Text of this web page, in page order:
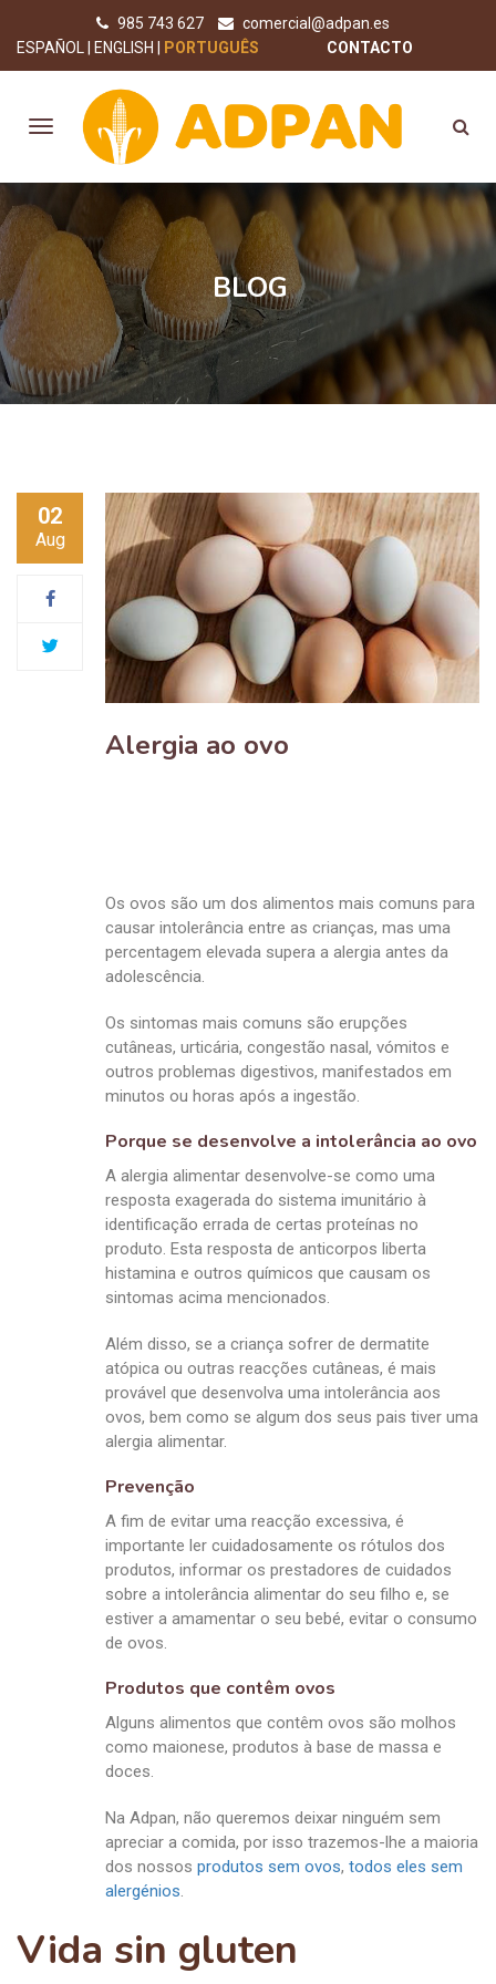
985 743 627
comercial@adpan.es
CONTACTO
ESPAÑOL ENGLISH PORTUGUÊS
BLOG
02
Aug
Alergia ao ovo
Os ovos são um dos alimentos mais comuns para
causar intolerância entre as crianças, mas uma
percentagem elevada supera a alergia antes da
adolescência.
Os sintomas mais comuns são erupções
cutâneas, urticária, congestão nasal, vómitos e
outros problemas digestivos, manifestados em
minutos ou horas após a ingestão.
Porque se desenvolve a intolerância ao ovo
A alergia alimentar desenvolve-se como uma
resposta exagerada do sistema imunitário à
identificação errada de certas proteínas no
produto. Esta resposta de anticorpos liberta
histamina e outros químicos que causam os
sintomas acima mencionados.
Além disso, se a criança sofrer de dermatite
atópica ou outras reacções cutâneas, é mais
provável que desenvolva uma intolerância aos
ovos, bem como se algum dos seus pais tiver uma
alergia alimentar.
Prevenção
A fim de evitar uma reacção excessiva, é
importante ler cuidadosamente os rótulos dos
produtos, informar os prestadores de cuidados
sobre a intolerância alimentar do seu filho e, se
estiver a amamentar o seu bebé, evitar o consumo
de ovos.
Produtos que contêm ovos
Alguns alimentos que contêm ovos são molhos
como maionese, produtos à base de massa e
doces.
Na Adpan, não queremos deixar ninguém sem
apreciar a comida, por isso trazemos-lhe a maioria
dos nossos produtos sem ovos, todos eles sem
alergénios.
Vida sin gluten